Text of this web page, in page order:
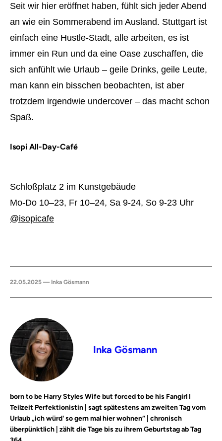
Seit wir hier eröffnet haben, fühlt sich jeder Abend
an wie ein Sommerabend im Ausland. Stuttgart ist
einfach eine Hustle-Stadt, alle arbeiten, es ist
immer ein Run und da eine Oase zuschaffen, die
sich anfühlt wie Urlaub – geile Drinks, geile Leute,
man kann ein bisschen beobachten, ist aber
trotzdem irgendwie undercover – das macht schon
Spaß.
Isopi All-Day-Café
Schloßplatz 2 im Kunstgebäude
Mo-Do 10–23, Fr 10–24, Sa 9-24, So 9-23 Uhr
@isopicafe
22.05.2025 — Inka Gösmann
Inka Gösmann
born to be Harry Styles Wife but forced to be his Fangirl I
Teilzeit Perfektionistin | sagt spätestens am zweiten Tag vom
Urlaub „ich würd' so gern mal hier wohnen“ | chronisch
überpünktlich | zählt die Tage bis zu ihrem Geburtstag ab Tag